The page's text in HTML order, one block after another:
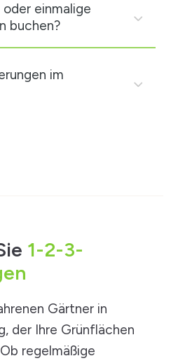
einmalige
buchen?
im
1-2-3-
Gärtner in
der Ihre Grünflächen
regelmäßige